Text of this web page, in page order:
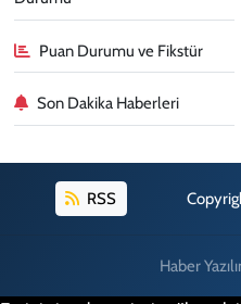
Puan Durumu ve Fikstür
Son Dakika Haberleri
RSS
Haber